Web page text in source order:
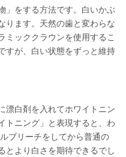
」をする方法です。白いかぶ
ります。天然の歯と変わらな
ミッククラウンを使用するこ
すが、白い状態をずっと維持
漂白剤を入れてホワイトニン
トニング」と表現すると、わ
ブリーチをしてから普通の
とより白さを期待できるでし